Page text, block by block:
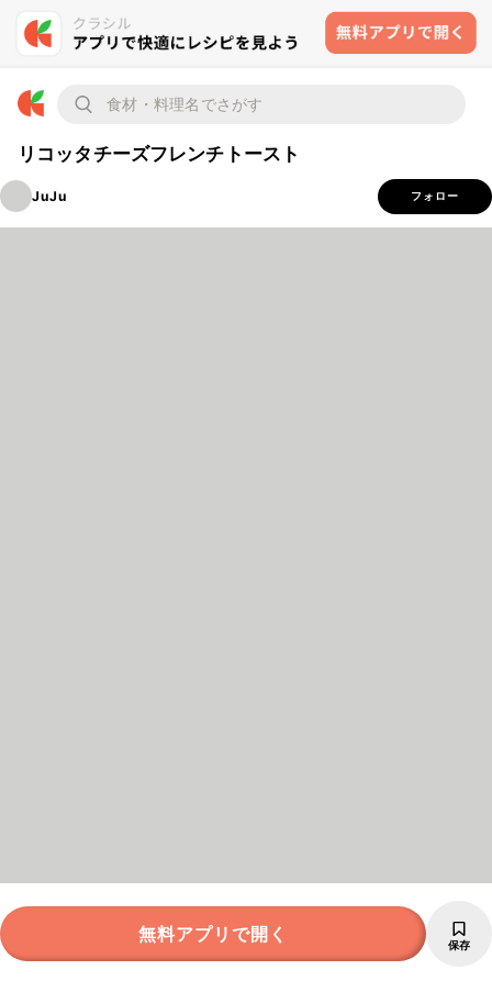
リコッタチーズフレンチトースト
JuJu フォロー
無料アプリで開く 保存